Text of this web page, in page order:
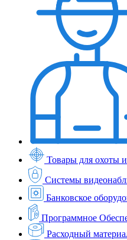
Товары для охоты
Системы
Банковское
Программное
Расходный